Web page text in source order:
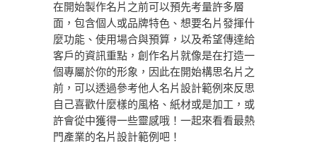
在開始製作名片之前可以預先考量許多層
面，包含個人或品牌特色、想要名片發揮什
麼功能、使用場合與預算，以及希望傳達給
客戶的資訊重點，創作名片就像是在打造一
個專屬於你的形象，因此在開始構思名片之
前，可以透過參考他人名片設計範例來反思
自己喜歡什麼樣的風格、紙材或是加工，或
許會從中獲得一些靈感哦！一起來看看最熱
門產業的名片設計範例吧！